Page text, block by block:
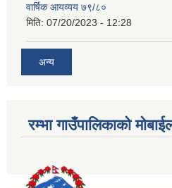
वार्षिक आयव्यय ७९/८०
मिति: 07/20/2023 - 12:28
अन्य
रम्भा गाउँपालिकाको